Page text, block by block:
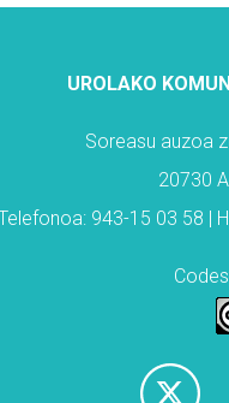
UROLAKO
Soreasu auzoa
20730
943-15 03 58 |